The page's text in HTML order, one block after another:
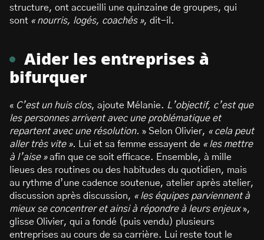
structure, ont accueilli une quinzaine de groupes, qui
sont « nourris, logés, coachés », dit-il.
Aider les entreprises à
bifurquer
« C’est un huis clos, ajoute Mélanie. L’objectif, c’est que
les personnes arrivent avec une problématique et
repartent avec une résolution. » Selon Olivier, « cela peut
aller très vite ».
Lui et sa femme essayent de « les mettre
à l’aise »afin que ce soit efficace. Ensemble, à mille
lieues des routines ou des habitudes du quotidien, mais
au rythme d’une cadence soutenue, atelier après atelier,
discussion après discussion, « les équipes parviennent à
mieux se concentrer et ainsi à répondre à leurs enjeux»,
glisse Olivier, qui a fondé (puis vendu) plusieurs
entreprises au cours de sa carrière. Lui reste tout le